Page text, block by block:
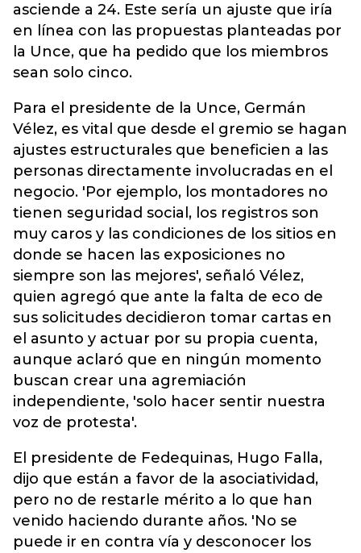
asciende a 24. Este sería un ajuste que iría
en línea con las propuestas planteadas por
la Unce, que ha pedido que los miembros
sean solo cinco.
Para el presidente de la Unce, Germán
Vélez, es vital que desde el gremio se hagan
ajustes estructurales que beneficien a las
personas directamente involucradas en el
negocio. 'Por ejemplo, los montadores no
tienen seguridad social, los registros son
muy caros y las condiciones de los sitios en
donde se hacen las exposiciones no
siempre son las mejores', señaló Vélez,
quien agregó que ante la falta de eco de
sus solicitudes decidieron tomar cartas en
el asunto y actuar por su propia cuenta,
aunque aclaró que en ningún momento
buscan crear una agremiación
independiente, 'solo hacer sentir nuestra
voz de protesta'.
El presidente de Fedequinas, Hugo Falla,
dijo que están a favor de la asociatividad,
pero no de restarle mérito a lo que han
venido haciendo durante años. 'No se
puede ir en contra vía y desconocer los